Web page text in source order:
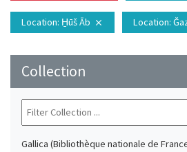
Location: H̱ūš Āb close Location:
Collection
Gallica (Bibliothèque nationale de